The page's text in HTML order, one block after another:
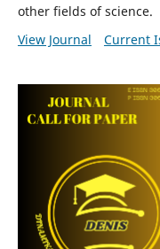
other fields of science.
View Journal
Current